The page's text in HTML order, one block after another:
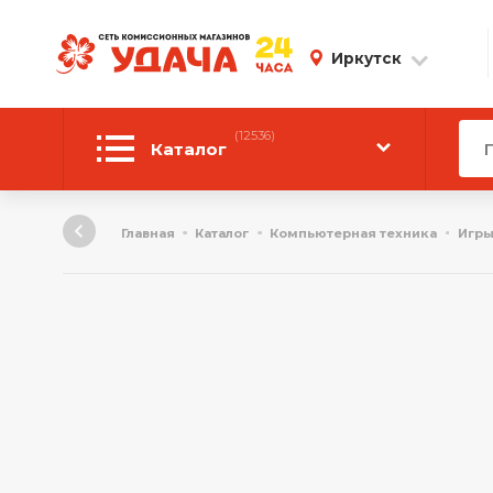
Иркутск
Каталог
(12536)
Автотовары
Главная Каталог Компьютерная техника